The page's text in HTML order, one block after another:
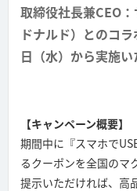
取締役社長兼CEO
ドナルド）とのコ
日（水）から実施い
【キャンペーン概要】
期間中に『スマホで
るクーポンを全国のマ
提示いただければ、高